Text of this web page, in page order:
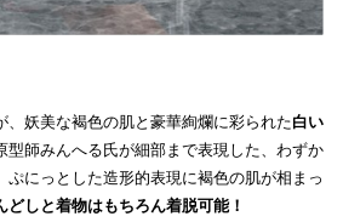
、妖美な褐色の肌と豪華絢爛に彩られた白い
型師みんへる氏が細部まで表現した、わずか
ぷにっとした造形的表現に褐色の肌が相まっ
どしと着物はもちろん着脱可能！